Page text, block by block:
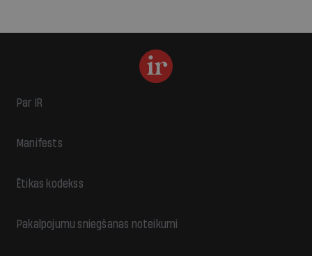
Par IR
Manifests
Ētikas kodekss
Pakalpojumu sniegšanas noteikumi